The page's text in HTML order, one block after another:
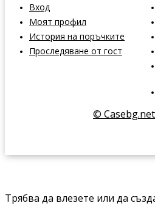
Вход
Моят профил
История на поръчките
Проследяване от гост
©
Трябва да влезете или да